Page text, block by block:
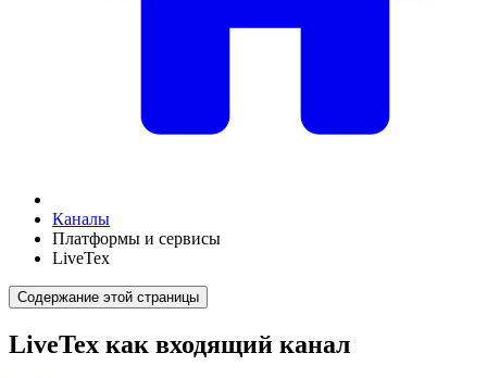
Каналы
Платформы и сервисы
LiveTex
Содержание этой страницы
LiveTex как входящий канал